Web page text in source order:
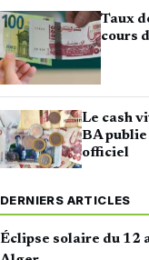
Taux
cours
Le cash
BA publie
officiel
DERNIERS ARTICLES
Éclipse solaire du 12